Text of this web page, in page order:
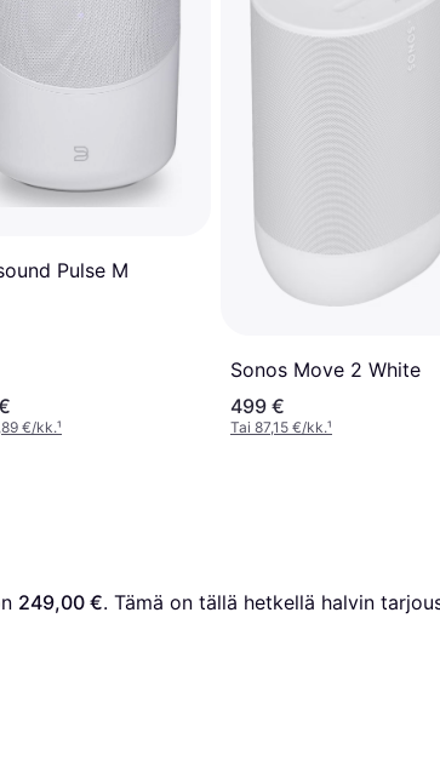
Pulse M
€/kk.¹
Sonos Move 2 White
499 €
Tai 87,15 €/kk.¹
249,00 €. Tämä on tällä hetkellä halvin